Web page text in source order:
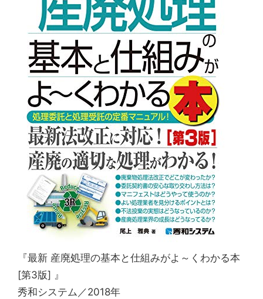
『最新 産廃処理の基本と仕組みがよ～くわかる本
[第3版] 』
秀和システム／2018年